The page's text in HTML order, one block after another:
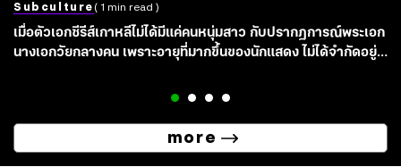
Subculture ( 1 min read )
เมื่อตัวเอกซีรีส์เกาหลีไม่ได้มีแค่คนหนุ่มสาว กับปรากฏการณ์พระเอก
นางเอกวัยกลางคน เพราะอายุที่มากขึ้นของนักแสดง ไม่ได้จำกัดอยู่
more